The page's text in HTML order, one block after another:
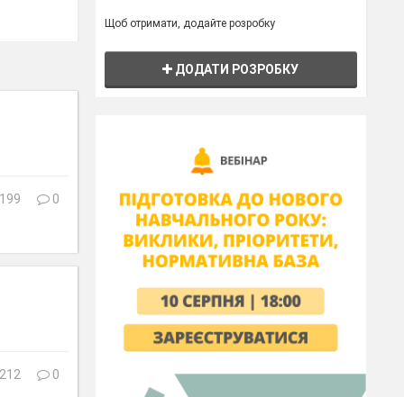
0
0
Щоб отримати, додайте розробку
ДОДАТИ РОЗРОБКУ